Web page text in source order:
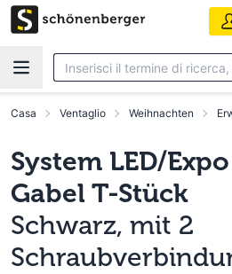
Vai al contenuto principale
Casa Ventaglio Weihnachten
System LED/
Gabel T-Stück
Schwarz, mit 2